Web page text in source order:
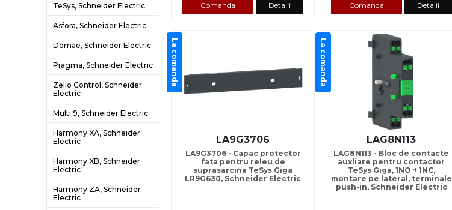
TeSys, Schneider Electric
Asfora, Schneider Electric
Domae, Schneider Electric
Pragma, Schneider Electric
Zelio Control, Schneider
Electric
Multi 9, Schneider Electric
Harmony XA, Schneider
Electric
Harmony XB, Schneider
Electric
Harmony ZA, Schneider
Electric
Comanda Detalii Comanda Detalii
La comanda
LA9G3706
LA9G3706 - Capac protector
fata pentru releu de
suprasarcina TeSys Giga
LR9G630, Schneider Electric
La comanda
LAG8N113
LAG8N113 - Bloc de contacte
auxliare pentru contactor
TeSys Giga, 1NO + 1NC,
montare pe lateral, terminale
push-in, Schneider Electric